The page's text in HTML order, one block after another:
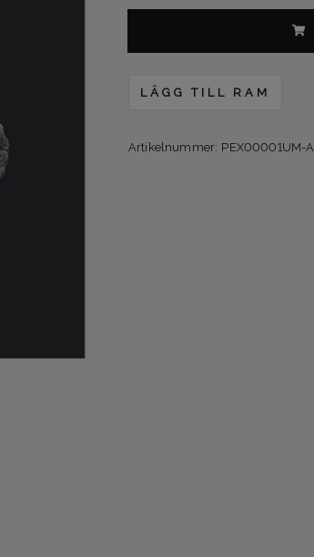
LÄGG TILL RAM
Artikelnummer: PEX00001UM-A